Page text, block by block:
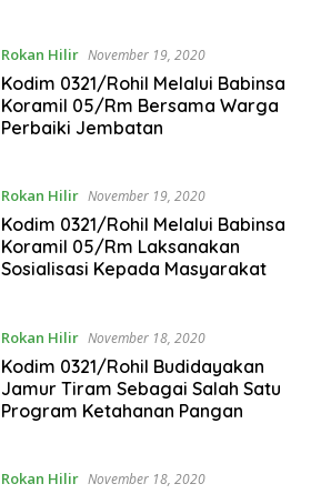
Rokan Hilir November 19, 2020
Kodim 0321/Rohil Melalui Babinsa
Koramil 05/Rm Bersama Warga
Perbaiki Jembatan
Rokan Hilir November 19, 2020
Kodim 0321/Rohil Melalui Babinsa
Koramil 05/Rm Laksanakan
Sosialisasi Kepada Masyarakat
Rokan Hilir November 18, 2020
Kodim 0321/Rohil Budidayakan
Jamur Tiram Sebagai Salah Satu
Program Ketahanan Pangan
Rokan Hilir November 18, 2020